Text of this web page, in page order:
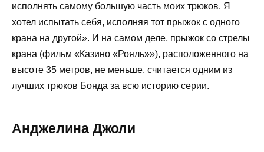
исполнять самому большую часть моих трюков. Я
хотел испытать себя, исполняя тот прыжок с одного
крана на другой». И на самом деле, прыжок со стрелы
крана (фильм «Казино «Рояль»»), расположенного на
высоте 35 метров, не меньше, считается одним из
лучших трюков Бонда за всю историю серии.
Анджелина Джоли